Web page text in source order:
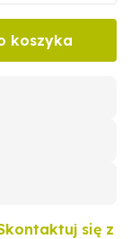
koszyka
się z